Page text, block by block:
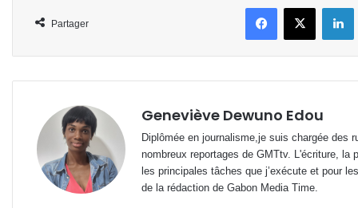
Partager
FacebookX
Geneviève Dewuno Edou
Diplômée en journalisme,je suis chargée des
nombreux reportages de GMTtv. L'écriture,
les principales tâches que j’exécute et pour
de la rédaction de Gabon Media Time.